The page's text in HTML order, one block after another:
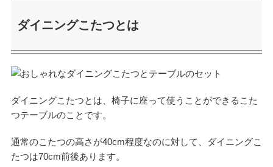
ダイニングこたつとは
ダイニングこたつとは、椅子に座って使うことができるこた
つテーブルのことです。
通常のこたつの高さが40cm程度なのに対して、ダイニングこ
たつは70cm前後あります。